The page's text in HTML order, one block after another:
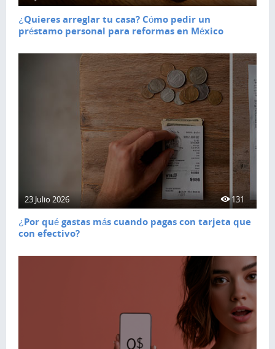
¿Quieres arreglar tu casa? Cómo pedir un
préstamo personal para reformas en México
23 Julio 2026 131
¿Por qué gastas más cuando pagas con tarjeta que
con efectivo?